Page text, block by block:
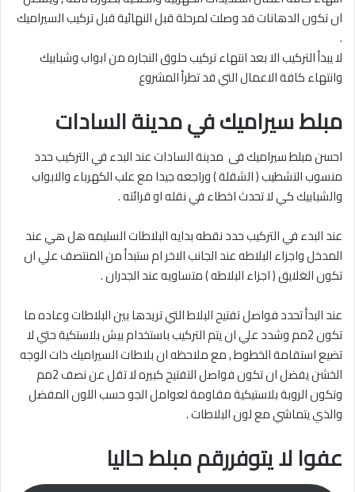
ان تكون الدهانات قد وصلت لمرحلة قبل النهائية قبل تركيب السيراميك
.
لا يبدأ التركيب الا بعد انتهاء تركيب حلوق النجاره من ابواب وشبابيك
وانتهاء كافة الاعمال التي قد تطرأ المشروع
مبلط سيراميك في مدينة السادات
احسن مبلط سيراميك فى مدينة السادات عند البدء في التركيب حدد
منسوب التشطيب ( الشقلة ) وراجعه جيدا مع علب الكهرباء والابواب
والشبابيك كي لا تحدث اخطاء في نقله او قرائته .
عند البدء في التركيب حدد نقطه بدايه البلاطات السليمه هل هي عند
المدخل واجزاء البلاطه عند الجانب الاخر ام ستبدأ من المنتصف علي ان
تكون الغلايق ( اجزاء البلاطه ) متساويه عند الجدران .
عند البدأ تحدد فواصل تفتيح البلاط التي تريدها بين البلاطات وعاده ما
تكون 2مم وشدد علي ان يتم التركيب باستخدام بيش بلاستكية حتي لا
تضيع استقامة الخطوط , مع ملاحظه ان بلاطات السيراميك ذات الوجه
الخشن يفضل ان تكون فواصل التفتيح كبيره لا تقل عن نصف 2مم
وتكون الروبة بلاستيكية مقاومة لعوامل الجو حسب اللون المفضل
والذي يتماشي مع لون البلاطات .
عفوا لا يتوفررقم مبلط حاليا